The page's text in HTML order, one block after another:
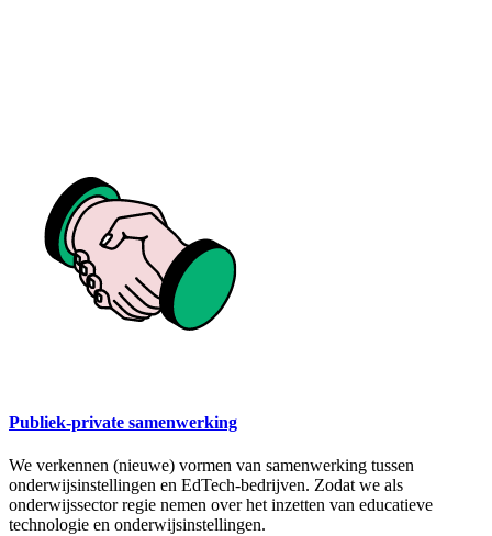
Publiek-private samenwerking
We verkennen (nieuwe) vormen van samenwerking tussen
onderwijsinstellingen en EdTech-bedrijven. Zodat we als
onderwijssector regie nemen over het inzetten van educatieve
technologie en onderwijsinstellingen.